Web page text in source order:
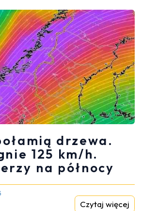
drzewa.
125 km/h.
na północy
Czytaj więcej